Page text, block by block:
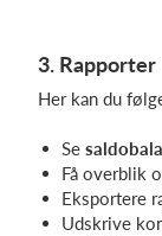
3. Rapporter
Her kan du
Se
Få overblik
Eksportere
Udskrive